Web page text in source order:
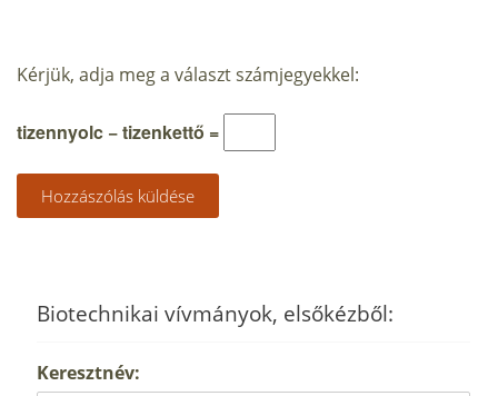
Kérjük, adja meg a választ számjegyekkel:
tizennyolc − tizenkettő =
Biotechnikai vívmányok, elsőkézből:
Keresztnév: